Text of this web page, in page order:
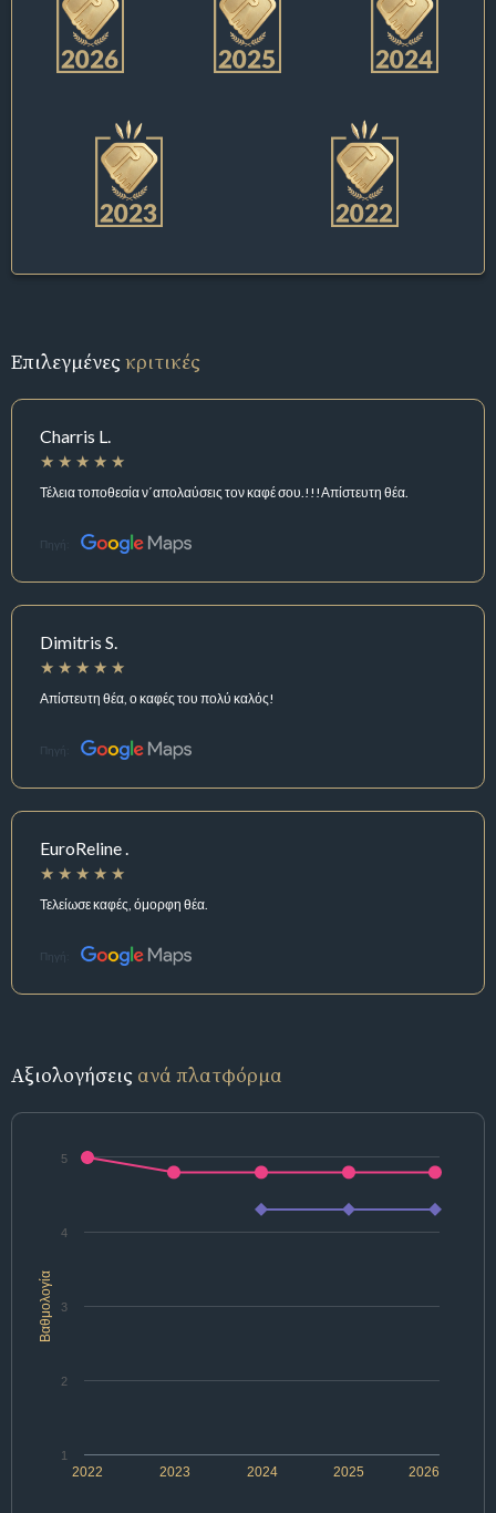
Επιλεγμένεςκριτικές
Charris L.
Τέλεια τοποθεσία ν΄απολαύσεις τον καφέ σου.!!!Απίστευτη θέα.
Πηγή:
Dimitris S.
Απίστευτη θέα, ο καφές του πολύ καλός!
Πηγή:
EuroReline .
Τελείωσε καφές, όμορφη θέα.
Πηγή:
Αξιολογήσεις ανά πλατφόρμα
Βαθμολογία
2022 2024 2026
2023 2025
1
2
3
4
5